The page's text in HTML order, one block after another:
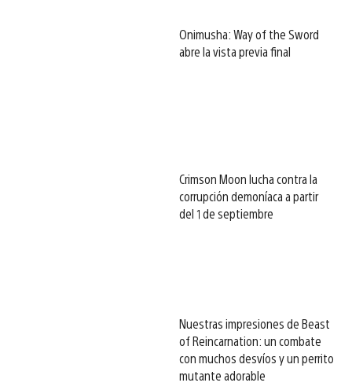
Onimusha: Way of the Sword
abre la vista previa final
Crimson Moon lucha contra la
corrupción demoníaca a partir
del 1 de septiembre
Nuestras impresiones de Beast
of Reincarnation: un combate
con muchos desvíos y un perrito
mutante adorable